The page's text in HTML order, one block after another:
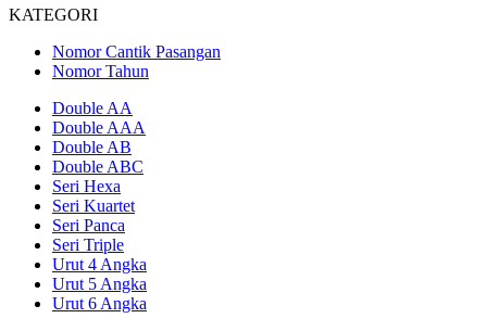
KATEGORI
Nomor Cantik Pasangan
Nomor Tahun
Double AA
Double AAA
Double AB
Double ABC
Seri Hexa
Seri Kuartet
Seri Panca
Seri Triple
Urut 4 Angka
Urut 5 Angka
Urut 6 Angka